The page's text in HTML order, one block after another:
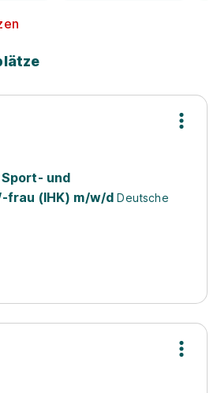
und
frau (IHK) m/w/d Deutsche